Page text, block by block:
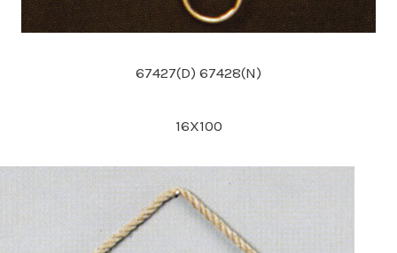
67427(D) 67428(N)
16X100